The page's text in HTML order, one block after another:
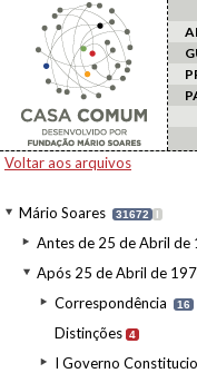
Voltar aos arquivos
Mário Soares 31672 I
Antes de 25 de Abril de
Após 25 de Abril de
Correspondência 16
Distinções 4
I Governo